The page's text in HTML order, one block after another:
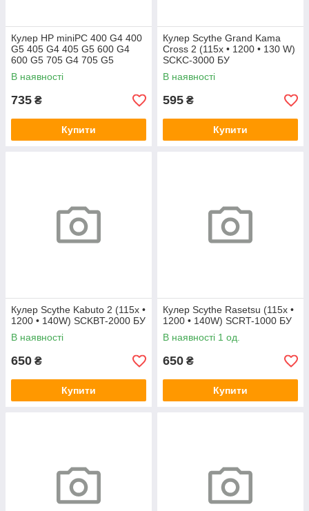
Кулер HP miniPC 400 G4 400
G5 405 G4 405 G5 600 G4
600 G5 705 G4 705 G5
(L19561-001)
В наявності
735 ₴
Купити
Кулер Scythe Grand Kama
Cross 2 (115x • 1200 • 130 W)
SCKC-3000 БУ
В наявності
595 ₴
Купити
Кулер Scythe Kabuto 2 (115x •
1200 • 140W) SCKBT-2000 БУ
В наявності
650 ₴
Купити
Кулер Scythe Rasetsu (115x •
1200 • 140W) SCRT-1000 БУ
В наявності 1 од.
650 ₴
Купити